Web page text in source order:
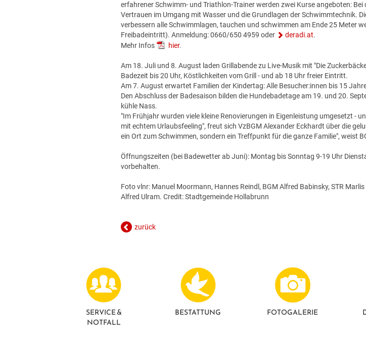
erfahrener Schwimm- und Triathlon-Trainer werden zwei Kurse angeboten:
Vertrauen im Umgang mit Wasser und die Grundlagen der Schwimmtechnik.
verbessern alle Schwimmlagen, tauchen und schwimmen am Ende 25 Meter
Freibadeintritt). Anmeldung: 0660/650 4959 oder
deradi.at.
Mehr Infos
hier.
Am 18. Juli und 8. August laden Grillabende zu Live-Musik mit "Die
Badezeit bis 20 Uhr, Köstlichkeiten vom Grill - und ab 18 Uhr freier Eintritt.
Am 7. August erwartet Familien der Kindertag: Alle Besucher:innen bis 15
Den Abschluss der Badesaison bilden die Hundebadetage am 19. und 20.
kühle Nass.
"Im Frühjahr wurden viele kleine Renovierungen in Eigenleistung umgesetzt -
mit echtem Urlaubsfeeling", freut sich VzBGM Alexander Eckhardt über die
ein Ort zum Schwimmen, sondern ein Treffpunkt für die ganze Familie", weist
Öffnungszeiten (bei Badewetter ab Juni): Montag bis Sonntag 9-19 Uhr
vorbehalten.
Foto vlnr: Manuel Moormann, Hannes Reindl, BGM Alfred Babinsky, STR
Alfred Ulram. Credit: Stadtgemeinde Hollabrunn
zurück
SERVICE &
NOTFALL
BESTATTUNG FOTO­GALERIE